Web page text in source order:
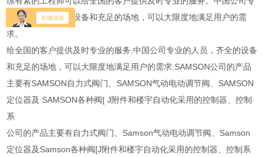
业的人员，齐全的设备和充足的场地，可以大限度地满足用户的需
求。
给全国的客户提供及时专业的服务.中国公司专业的人员，齐全的设备
和充足的场地，可以大限度地满足用户的需求.SAMSON公司的产品
主要有SAMSON自力式阀门、SAMSON气动电动调节阀、SAMSON
定位器及 SAMSON各种阀[ J附件和楼宇自动化采用的控制器、控制
系
公司的产品主要有自力式阀门、Samson气动电动调节阀、Samson
定位器及Samson各种阀[J附件和楼宇自动化采用的控制器、控制系